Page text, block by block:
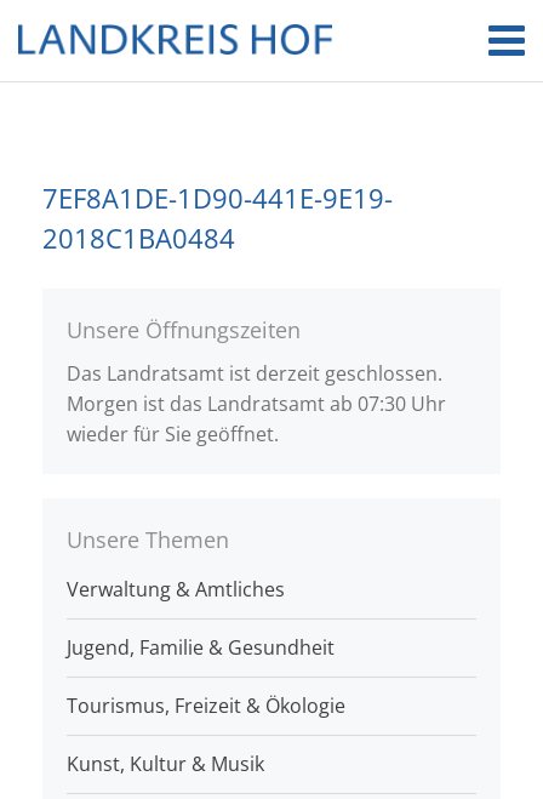
7EF8A1DE-1D90-441E-9E19-
2018C1BA0484
Unsere Öffnungszeiten
Das Landratsamt ist derzeit geschlossen.
Morgen ist das Landratsamt ab 07:30 Uhr
wieder für Sie geöffnet.
Unsere Themen
Verwaltung & Amtliches
Jugend, Familie & Gesundheit
Tourismus, Freizeit & Ökologie
Kunst, Kultur & Musik